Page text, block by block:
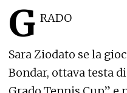
G RADO
Sara Ziodato se la
Bondar, ottava testa